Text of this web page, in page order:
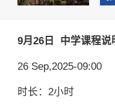
9月26日 中学课程说
26 Sep,2025-09:00
时长：2小时